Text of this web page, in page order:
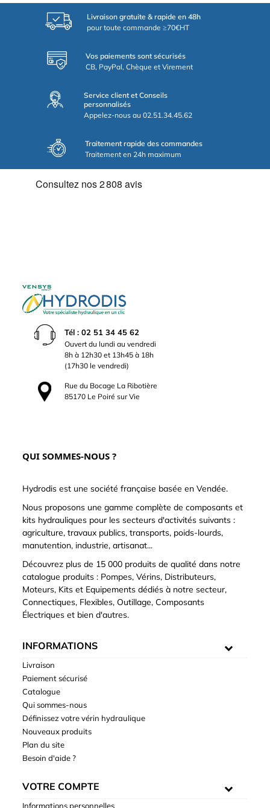
Livraison gratuite & rapide en 48h
pour toute commande ≥70€HT
Vos paiements sont sécurisés
CB, PayPal, Chèque et Virement
Service client et Conseils
personnalisés
Appelez-nous au 02.51.34.45.62
Traitement rapide des commandes
Traitement en 24h maximum
Tél : 02 51 34 45 62
Ouvert du lundi au vendredi
8h à 12h30 et 13h45 à 18h
(17h30 le vendredi)
Rue du Bocage La Ribotière
85170 Le Poiré sur Vie
QUI SOMMES-NOUS ?
Hydrodis est une société française basée en Vendée.
Nous proposons une gamme complète de composants et
kits hydrauliques pour les secteurs d'activités suivants :
agriculture, travaux publics, transports, poids-lourds,
manutention, industrie, artisanat...
Découvrez plus de 15 000 produits de qualité dans notre
catalogue produits : Pompes, Vérins, Distributeurs,
Moteurs, Kits et Equipements dédiés à notre secteur,
Connectiques, Flexibles, Outillage, Composants
Électriques et bien d'autres.
INFORMATIONS
Livraison
Paiement sécurisé
Catalogue
Qui sommes-nous
Définissez votre vérin hydraulique
Nouveaux produits
Plan du site
Besoin d'aide ?
VOTRE COMPTE
Informations personnelles